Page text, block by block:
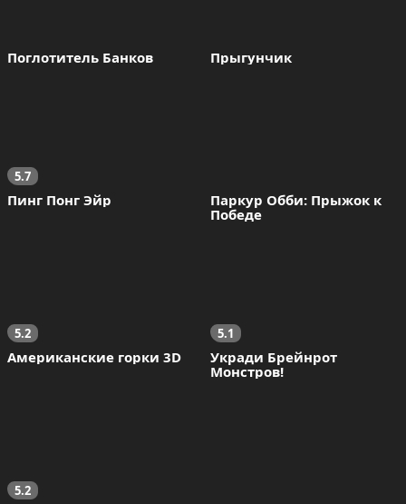
Поглотитель Банков Прыгунчик
5.7
Пинг Понг Эйр
Паркур Обби: Прыжок к
Победе
5.2
Американские горки 3D
5.1
Укради Брейнрот
Монстров!
5.2